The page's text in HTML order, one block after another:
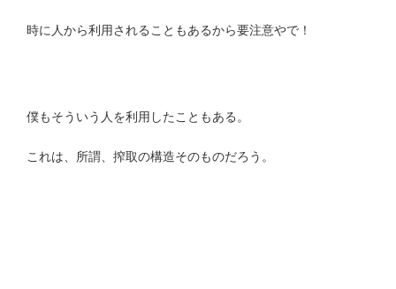
時に人から利用されることもあるから要注意やで！
僕もそういう人を利用したこともある。
これは、所謂、搾取の構造そのものだろう。